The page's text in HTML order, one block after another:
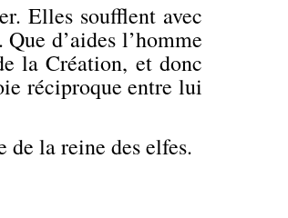
Elles soufflent avec
d’aides l’homme
la Création, et donc
réciproque entre lui
de la reine des elfes.